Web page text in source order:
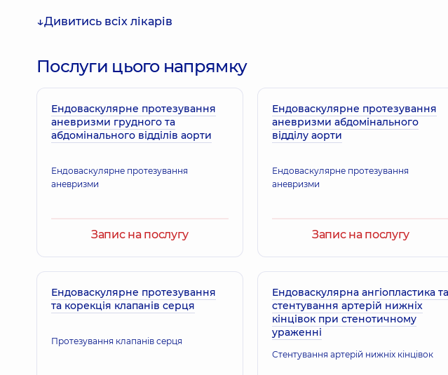
Дивитись всіх лікарів
Послуги цього напрямку
Ендоваскулярне протезування
аневризми грудного та
абдомінального відділів аорти
Ендоваскулярне протезування
аневризми
Запис на послугу
Ендоваскулярне протезування
аневризми абдомінального
відділу аорти
Ендоваскулярне протезування
аневризми
Запис на послугу
Ендоваскулярне протезування
та корекція клапанів серця
Протезування клапанів серця
Ендоваскулярна ангіопластика та
стентування артерій нижніх
кінцівок при стенотичному
ураженні
Стентування артерій нижніх кінцівок